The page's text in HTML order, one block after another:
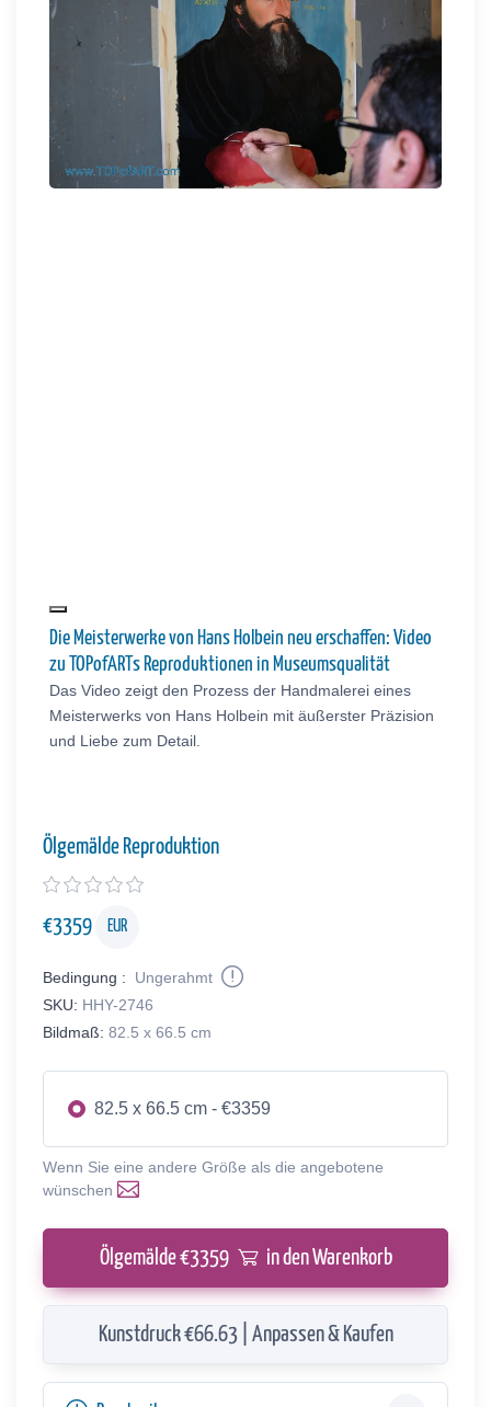
Die Meisterwerke von Hans Holbein neu erschaffen: Video
zu TOPofARTs Reproduktionen in Museumsqualität
Das Video zeigt den Prozess der Handmalerei eines
Meisterwerks von Hans Holbein mit äußerster Präzision
und Liebe zum Detail.
Ölgemälde Reproduktion
€3359 EUR
Bedingung :
Ungerahmt
SKU: HHY-2746
Bildmaß: 82.5 x 66.5 cm
82.5 x 66.5 cm - €3359
Wenn Sie eine andere Größe als die angebotene
wünschen
Ölgemälde €3359 in den Warenkorb
Kunstdruck €66.63 | Anpassen & Kaufen